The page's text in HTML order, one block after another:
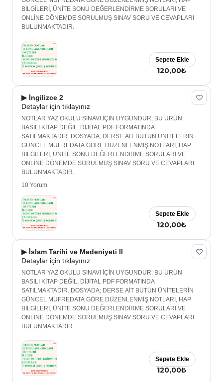
BİLGİLERİ, ÜNİTE SONU DEĞERLENDİRME SORULARI VE
ONLİNE DÖNEMDE SORULMUŞ SINAV SORU VE CEVAPLARI
BULUNMAKTADIR.
120,00₺
Sepete Ekle
▶ İngilizce 2
Detaylar için tıklayınız
NOTLAR YAZ OKULU SINAVI İÇİN UYGUNDUR. BU ÜRÜN
BASILI KİTAP DEĞİL, DİJİTAL PDF FORMATINDA
SATILMAKTADIR. DOSYADA; DERSE AİT BÜTÜN ÜNİTELERİN
GÜNCEL MÜFREDATA GÖRE DÜZENLENMİŞ NOTLARI, HAP
BİLGİLERİ, ÜNİTE SONU DEĞERLENDİRME SORULARI VE
ONLİNE DÖNEMDE SORULMUŞ SINAV SORU VE CEVAPLARI
BULUNMAKTADIR.
10 Yorum
120,00₺
Sepete Ekle
▶ İslam Tarihi ve Medeniyeti II
Detaylar için tıklayınız
NOTLAR YAZ OKULU SINAVI İÇİN UYGUNDUR. BU ÜRÜN
BASILI KİTAP DEĞİL, DİJİTAL PDF FORMATINDA
SATILMAKTADIR. DOSYADA; DERSE AİT BÜTÜN ÜNİTELERİN
GÜNCEL MÜFREDATA GÖRE DÜZENLENMİŞ NOTLARI, HAP
BİLGİLERİ, ÜNİTE SONU DEĞERLENDİRME SORULARI VE
ONLİNE DÖNEMDE SORULMUŞ SINAV SORU VE CEVAPLARI
BULUNMAKTADIR.
120,00₺
Sepete Ekle